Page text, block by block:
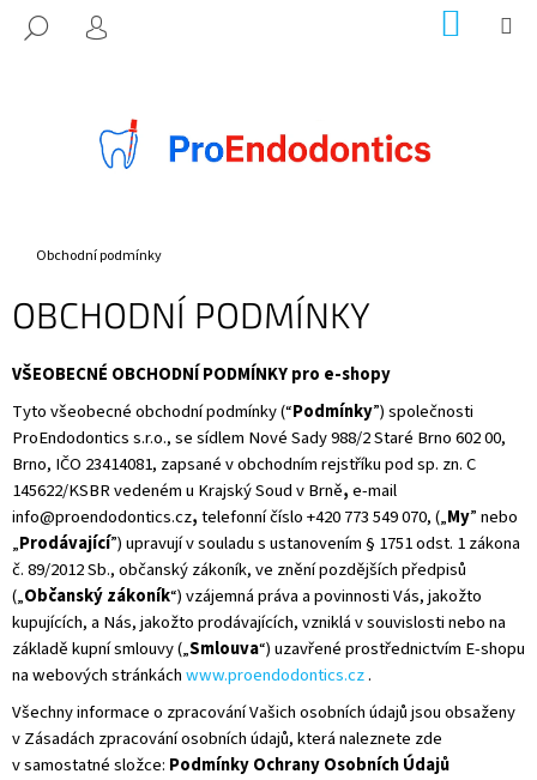
HLEDAT
PŘIHLÁŠENÍ KOŠÍK
Domů
Obchodní podmínky
OBCHODNÍ PODMÍNKY
VŠEOBECNÉ OBCHODNÍ PODMÍNKY pro e-shopy
Tyto všeobecné obchodní podmínky (“Podmínky”) společnosti
ProEndodontics s.r.o., se sídlem Nové Sady 988/2 Staré Brno 602 00,
Brno, IČO 23414081, zapsané v obchodním rejstříku pod sp. zn. C
145622/KSBR vedeném u Krajský Soud v Brně,e-mail
info@proendodontics.cz,telefonní číslo +420 773 549 070, („My” nebo
„Prodávající”) upravují v souladu s ustanovením § 1751 odst. 1 zákona
č. 89/2012 Sb., občanský zákoník, ve znění pozdějších předpisů
(„Občanský zákoník“) vzájemná práva a povinnosti Vás, jakožto
kupujících, a Nás, jakožto prodávajících, vzniklá v souvislosti nebo na
základě kupní smlouvy („Smlouva“) uzavřené prostřednictvím E-shopu
na webových stránkáchwww.proendodontics.cz.
Všechny informace o zpracování Vašich osobních údajů jsou obsaženy
v Zásadách zpracování osobních údajů, která naleznete zde
v samostatné složce: Podmínky Ochrany Osobních Údajů
T
E
U
J
E
T
E
N
A
J
Í
T
?